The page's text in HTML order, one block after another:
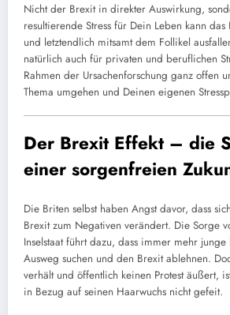
Nicht der Brexit in direkter Auswirkung,
resultierende Stress für Dein Leben kann
und letztendlich mitsamt dem Follikel
natürlich auch für privaten und beruflichen
Rahmen der Ursachenforschung ganz offen
Thema umgehen und Deinen eigenen
Der Brexit Effekt – die
einer sorgenfreien
Die Briten selbst haben Angst davor, dass
Brexit zum Negativen verändert. Die Sorge
Inselstaat führt dazu, dass immer mehr
Ausweg suchen und den Brexit ablehnen.
verhält und öffentlich keinen Protest äußert,
in Bezug auf seinen Haarwuchs nicht gefeit.